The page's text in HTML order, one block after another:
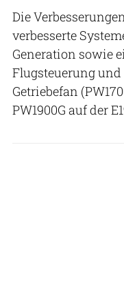
Die
verbesserte
Generation sowie
Flugsteuerung
Getriebefan
PW1900G auf der